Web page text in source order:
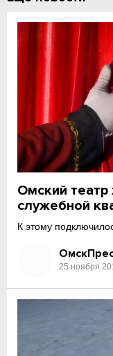
Омский театр
служебной
К этому
25 ноября